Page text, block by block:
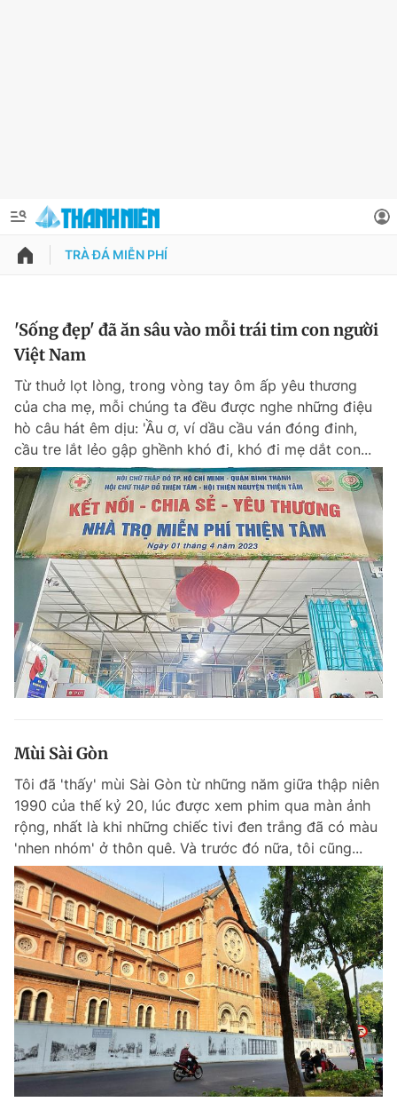
QUẢNG CÁO
Chuyên mục khác
Chào ngày mới Tin 24h
Tin thị trường Tin 360
Video Magazine
Sản phẩm khác
Tiện ích Bạn cần biết
Đọc Thanh Niên trên điện thoại
Theo dõi báo trên
Hotline
0906 645 777
Liên hệ quảng cáo
0908 780 404
Đặt báo RSS Tòa soạn Chính sách bảo
Thông tin tài khoản
Đổi mật khẩu
Tin đã lưu
Tin đã xem
Đăng xuất
TRÀ ĐÁ MIỄN PHÍ
'Sống đẹp' đã ăn sâu vào mỗi trái tim con người
Việt Nam
Từ thuở lọt lòng, trong vòng tay ôm ấp yêu thương
của cha mẹ, mỗi chúng ta đều được nghe những điệu
hò câu hát êm dịu: 'Ầu ơ, ví dầu cầu ván đóng đinh,
cầu tre lắt lẻo gập ghềnh khó đi, khó đi mẹ dắt con...
Mùi Sài Gòn
Tôi đã 'thấy' mùi Sài Gòn từ những năm giữa thập niên
1990 của thế kỷ 20, lúc được xem phim qua màn ảnh
rộng, nhất là khi những chiếc tivi đen trắng đã có màu
'nhen nhóm' ở thôn quê. Và trước đó nữa, tôi cũng...